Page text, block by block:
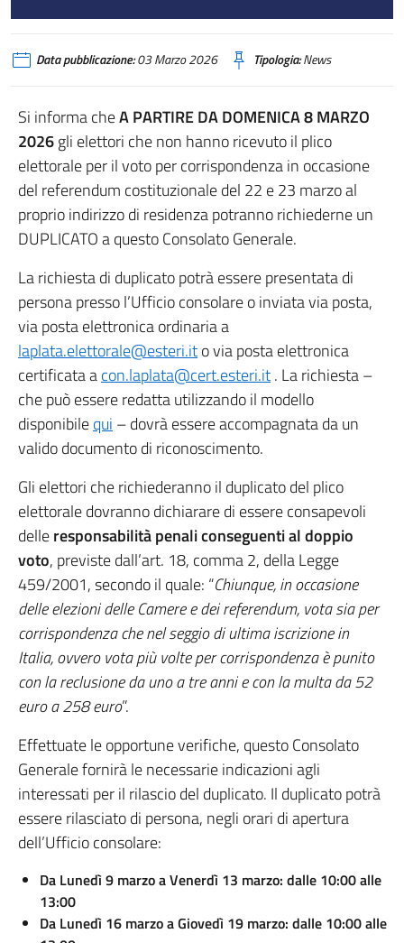
Data pubblicazione:03 Marzo 2026 Tipologia:News
Si informa cheA PARTIRE DA DOMENICA 8 MARZO
2026gli elettori che non hanno ricevuto il plico
elettorale per il voto per corrispondenza in occasione
del referendum costituzionale del 22 e 23 marzo al
proprio indirizzo di residenza potranno richiederne un
DUPLICATO a questo Consolato Generale.
La richiesta di duplicato potrà essere presentata di
persona presso l’Ufficio consolare o inviata via posta,
via posta elettronica ordinaria a
laplata.elettorale@esteri.ito via posta elettronica
certificata acon.laplata@cert.esteri.it. La richiesta –
che può essere redatta utilizzando il modello
disponibilequi – dovrà essere accompagnata da un
valido documento di riconoscimento.
Gli elettori che richiederanno il duplicato del plico
elettorale dovranno dichiarare di essere consapevoli
delleresponsabilità penali conseguenti al doppio
voto, previste dall’art. 18, comma 2, della Legge
459/2001, secondo il quale: “Chiunque, in occasione
delle elezioni delle Camere e dei referendum, vota sia per
corrispondenza che nel seggio di ultima iscrizione in
Italia, ovvero vota più volte per corrispondenza è punito
con la reclusione da uno a tre anni e con la multa da 52
euro a 258 euro”.
Effettuate le opportune verifiche, questo Consolato
Generale fornirà le necessarie indicazioni agli
interessati per il rilascio del duplicato. Il duplicato potrà
essere rilasciato di persona, negli orari di apertura
dell’Ufficio consolare:
Da Lunedì 9 marzo a Venerdì 13 marzo: dalle 10:00 alle
13:00
Da Lunedì 16 marzo a Giovedì 19 marzo: dalle 10:00 alle